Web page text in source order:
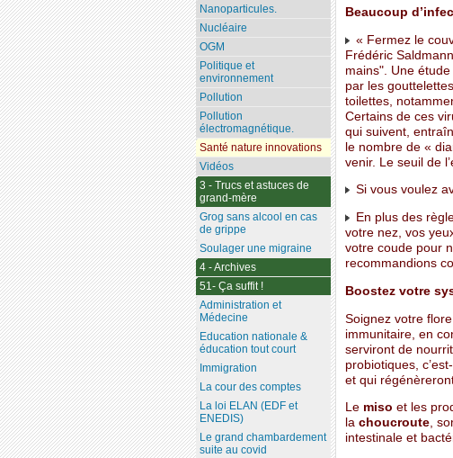
Beaucoup
« Fermez le
Frédéric
mains". Une
par les
toilettes,
Certains de ces
qui suivent,
le nombre de «
venir. Le seuil de
Si vous voulez
En plus des
votre nez, vos
votre coude pour
recommandions
Boostez votre
Soignez votre
immunitaire, en
serviront de
probiotiques,
et qui
Le miso et les
la choucroute,
intestinale et
Nanoparticules.
Nucléaire
OGM
Politique et
environnement
Pollution
Pollution
électromagnétique.
Santé nature innovations
Vidéos
3 - Trucs et astuces de
grand-mère
Grog sans alcool en cas
de grippe
Soulager une migraine
4 - Archives
51- Ça suffit !
Administration et
Médecine
Education nationale &
éducation tout court
Immigration
La cour des comptes
La loi ELAN (EDF et
ENEDIS)
Le grand chambardement
suite au covid